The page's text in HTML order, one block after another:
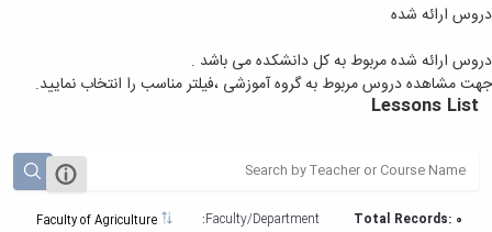
دروس ارائه شده
دروس ارائه شده مربوط به کل دانشکده می باشد .
جهت مشاهده دروس مربوط به گروه آموزشی ،فیلتر مناسب را انتخاب نمایید.
Lessons List
Total Records: 0
Faculty/Department: